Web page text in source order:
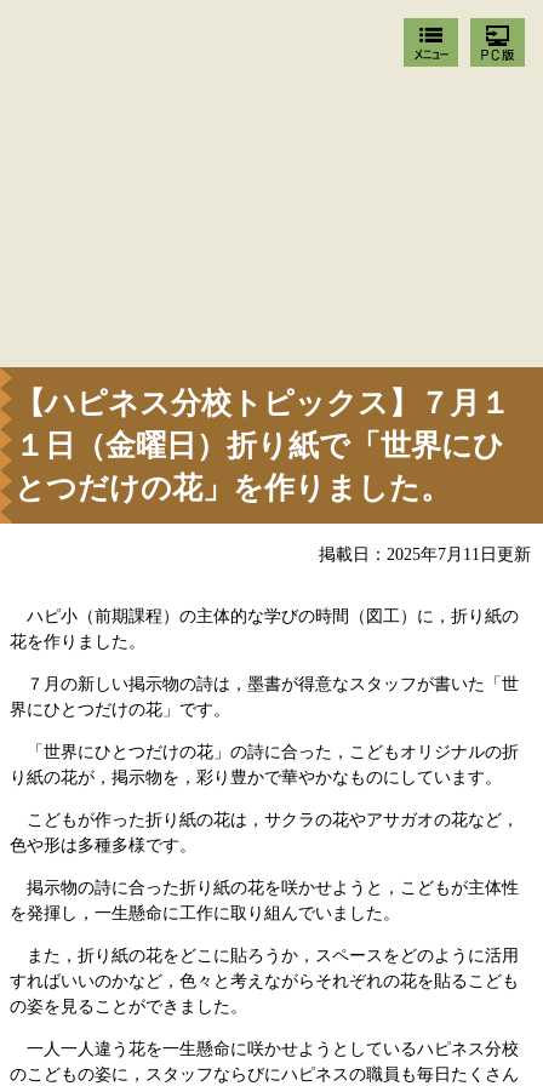
【ハピネス分校トピックス】７月１
１日（金曜日）折り紙で「世界にひ
とつだけの花」を作りました。
掲載日：2025年7月11日更新
ハピ小（前期課程）の主体的な学びの時間（図工）に，折り紙の
花を作りました。
７月の新しい掲示物の詩は，墨書が得意なスタッフが書いた「世
界にひとつだけの花」です。
「世界にひとつだけの花」の詩に合った，こどもオリジナルの折
り紙の花が，掲示物を，彩り豊かで華やかなものにしています。
こどもが作った折り紙の花は，サクラの花やアサガオの花など，
色や形は多種多様です。
掲示物の詩に合った折り紙の花を咲かせようと，こどもが主体性
を発揮し，一生懸命に工作に取り組んでいました。
また，折り紙の花をどこに貼ろうか，スペースをどのように活用
すればいいのかなど，色々と考えながらそれぞれの花を貼るこども
の姿を見ることができました。
一人一人違う花を一生懸命に咲かせようとしているハピネス分校
のこどもの姿に，スタッフならびにハピネスの職員も毎日たくさん